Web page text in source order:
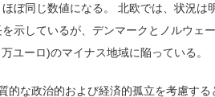
ぼ同じ数値になる。 北欧では、状況は
示しているが、デンマークとノルウェ
ユーロ)のマイナス地域に陥っている。
的な政治的および経済的孤立を考慮す